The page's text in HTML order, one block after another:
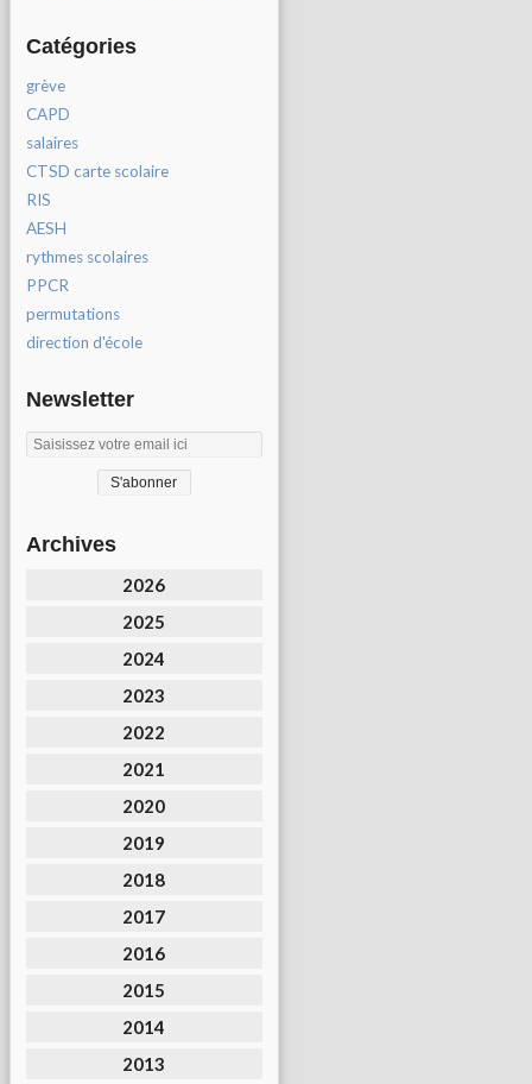
Catégories
grève
CAPD
salaires
CTSD carte scolaire
RIS
AESH
rythmes scolaires
PPCR
permutations
direction d'école
Newsletter
Archives
2026
2025
2024
2023
2022
2021
2020
2019
2018
2017
2016
2015
2014
2013